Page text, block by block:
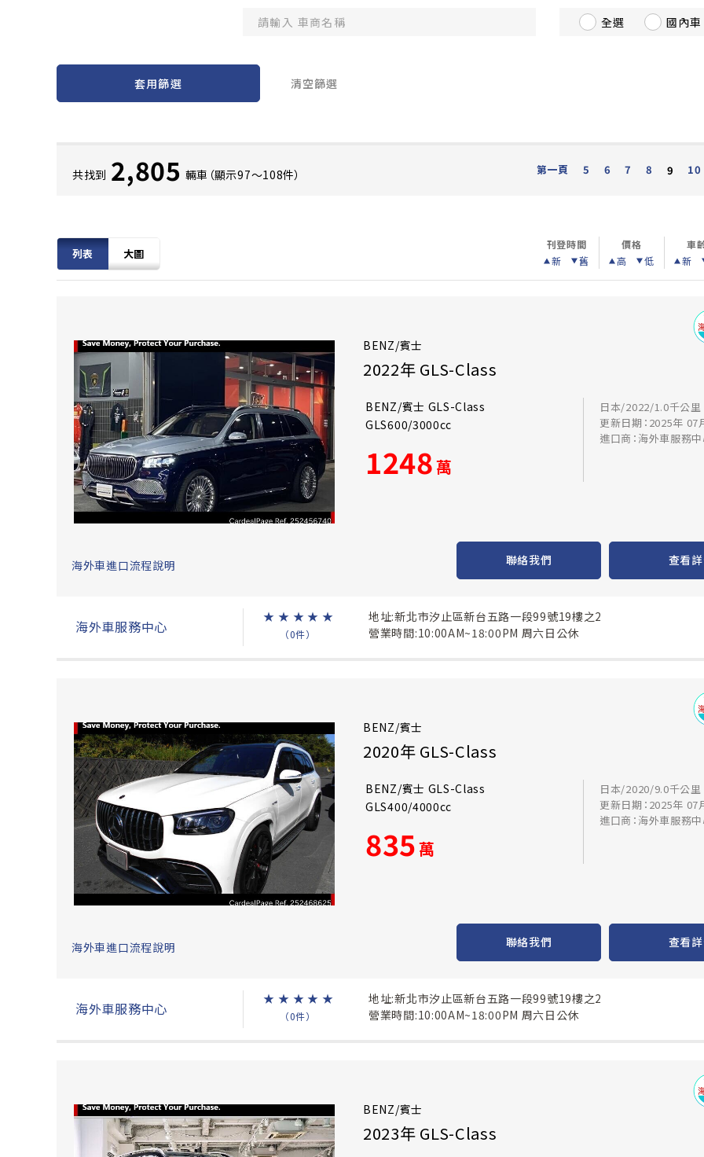
全選 國內車
套用篩選 清空篩選
共找到 2,805 輛車（顯示97〜108件） 第一頁 5 6 7 8 9 10
列表 大圖
刊登時間
新
舊
價格
高
低
車
新
BENZ/賓士
2022年 GLS-Class
BENZ/賓士 GLS-Class
GLS600/3000cc
1248萬
日本/2022/1.0千公里
更新日期：2025年 07
進口商：海外車服務
海外車進口流程說明 聯絡我們 查看
海外車服務中心
★ ★ ★ ★ ★
（0件）
地址:新北市汐止區新台五路一段99號19樓之2
營業時間:10:00AM~18:00PM 周六日公休
BENZ/賓士
2020年 GLS-Class
BENZ/賓士 GLS-Class
GLS400/4000cc
835萬
日本/2020/9.0千公里
更新日期：2025年 07
進口商：海外車服務
海外車進口流程說明 聯絡我們 查看
海外車服務中心
★ ★ ★ ★ ★
（0件）
地址:新北市汐止區新台五路一段99號19樓之2
營業時間:10:00AM~18:00PM 周六日公休
BENZ/賓士
2023年 GLS-Class